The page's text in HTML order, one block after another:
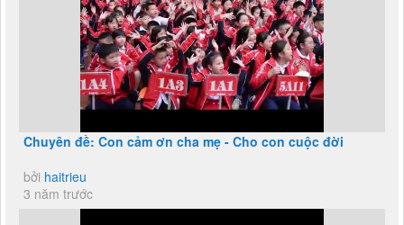
Chuyên đề: Con cảm ơn cha mẹ - Cho con cuộc đời
bởi haitrieu
3 năm trước